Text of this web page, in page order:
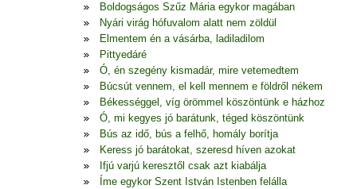
Boldogságos Szűz Mária egykor magában
Nyári virág hófuvalom alatt nem zöldül
Elmentem én a vásárba, ladiladilom
Pittyedáré
Ó, én szegény kismadár, mire vetemedtem
Búcsút vennem, el kell mennem e földről nékem
Békességgel, víg örömmel köszöntünk e házhoz
Ó, mi kegyes jó barátunk, téged köszöntünk
Bús az idő, bús a felhő, homály borítja
Keress jó barátokat, szeresd híven azokat
Ifjú varjú keresztől csak azt kiabálja
Íme egykor Szent István Istenben felálla